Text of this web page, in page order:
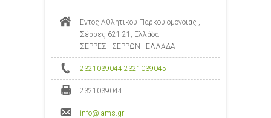
Εντος Αθλητικου Παρκου ομονοιας ,
Σέρρες 621 21, Ελλάδα
ΣΕΡΡΕΣ - ΣΕΡΡΩΝ - ΕΛΛΑΔΑ
2321039044,2321039045
2321039044
info@lams.gr